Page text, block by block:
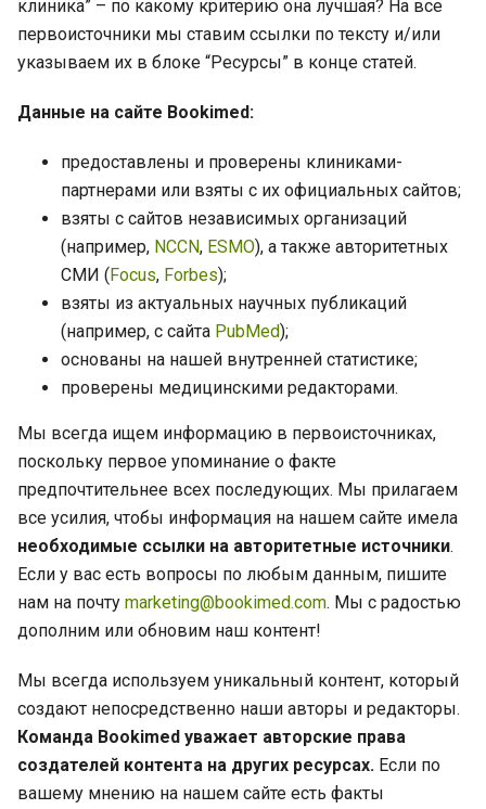
клиника” – по какому критерию она лучшая? На все
первоисточники мы ставим ссылки по тексту и/или
указываем их в блоке “Ресурсы” в конце статей.
Данные на сайте Bookimed:
предоставлены и проверены клиниками-
партнерами или взяты с их официальных сайтов;
взяты с сайтов независимых организаций
(например, NCCN, ESMO), а также авторитетных
СМИ (Focus, Forbes);
взяты из актуальных научных публикаций
(например, с сайта PubMed);
основаны на нашей внутренней статистике;
проверены медицинскими редакторами.
Мы всегда ищем информацию в первоисточниках,
поскольку первое упоминание о факте
предпочтительнее всех последующих. Мы прилагаем
все усилия, чтобы информация на нашем сайте имела
необходимые ссылки на авторитетные источники.
Если у вас есть вопросы по любым данным, пишите
нам на почту marketing@bookimed.com. Мы с радостью
дополним или обновим наш контент!
Мы всегда используем уникальный контент, который
создают непосредственно наши авторы и редакторы.
Команда Bookimed уважает авторские права
создателей контента на других ресурсах. Если по
вашему мнению на нашем сайте есть факты